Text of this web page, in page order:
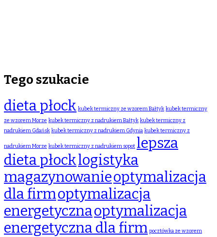
Tego szukacie
dieta płock kubek termiczny ze wzorem Bałtyk kubek termiczny
ze wzorem Morze kubek termiczny z nadrukiem Bałtyk kubek termiczny z
nadrukiem Gdańsk kubek termiczny z nadrukiem Gdynia kubek termiczny z
nadrukiem Morze kubek termiczny z nadrukiem sopot lepsza
dieta płocklogistyka
magazynowanieoptymalizacja
dla firmoptymalizacja
energetycznaoptymalizacja
energetyczna dla firm pocztówka ze wzorem